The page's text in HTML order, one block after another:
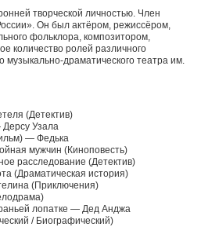
творческой личностью. Член
Он был актёром, режиссёром,
фольклора, композитором,
количество ролей различного
музыкально-драматического театра им.
(Детектив)
Узала
— Федька
мужчин (Киноповесть)
расследование (Детектив)
(Драматическая история)
(Приключения)
лопатке — Дед Анджа
/ Биографический)